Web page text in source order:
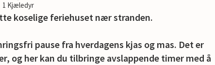
1 Kjæledyr
koselige feriehuset nær stranden.
pause fra hverdagens kjas og mas. Det er
og her kan du tilbringe avslappende timer med å